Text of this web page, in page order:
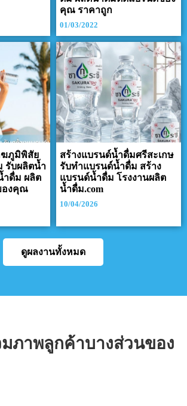
คุณ ราคาถูก
01/03/2022
ภูมิพิสัย
รับผลิตน้ำ
ำดื่ม ผลิต
องคุณ
สร้างแบรนด์น้ำดื่มศรีสะเกษ
รับทำแบรนด์น้ำดื่ม สร้าง
แบรนด์น้ำดื่ม โรงงานผลิต
น้ำดื่ม.com
10/04/2026
ดูผลงานทั้งหมด
มภาพลูกค้าบางส่วนของ